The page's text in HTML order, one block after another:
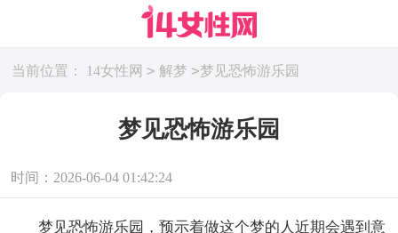
当前位置： 14女性网 > 解梦 >梦见恐怖游乐园
梦见恐怖游乐园
时间：2026-06-04 01:42:24
梦见恐怖游乐园，预示着做这个梦的人近期会遇到意